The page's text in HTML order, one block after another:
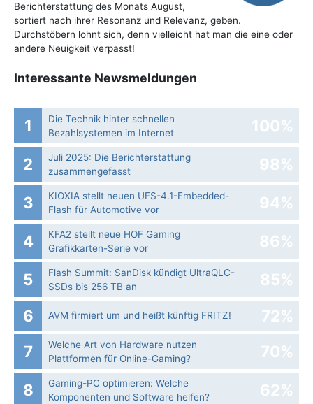
Berichterstattung des Monats August,
sortiert nach ihrer Resonanz und Relevanz, geben.
Durchstöbern lohnt sich, denn vielleicht hat man die eine oder
andere Neuigkeit verpasst!
Interessante Newsmeldungen
1
Die Technik hinter schnellen
Bezahlsystemen im Internet
100%
2
Juli 2025: Die Bericht­erstattung
zusammengefasst
98%
3
KIOXIA stellt neuen UFS-4.1-Embedded-
Flash für Automotive vor
94%
4
KFA2 stellt neue HOF Gaming
Grafikkarten-Serie vor
86%
5
Flash Summit: SanDisk kündigt UltraQLC-
SSDs bis 256 TB an
85%
6
AVM firmiert um und heißt künftig FRITZ!
72%
7
Welche Art von Hardware nutzen
Plattformen für Online-Gaming?
70%
8
Gaming-PC optimieren: Welche
Komponenten und Software helfen?
62%